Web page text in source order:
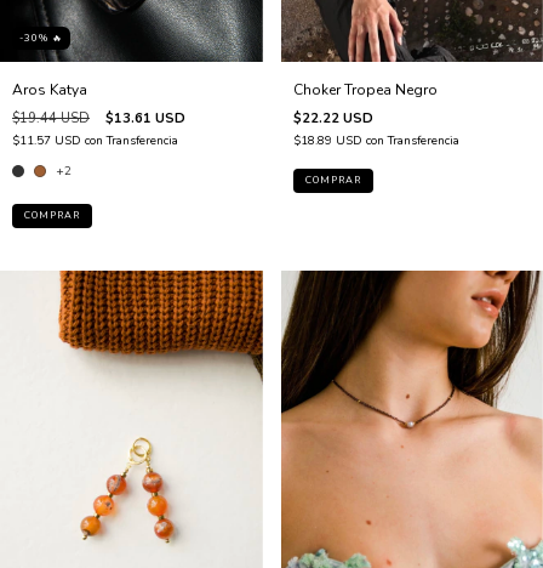
-30% 🔥
Aros Katya
$19.44 USD $13.61 USD
$11.57 USD con Transferencia
+2
COMPRAR
Choker Tropea Negro
$22.22 USD
$18.89 USD con Transferencia